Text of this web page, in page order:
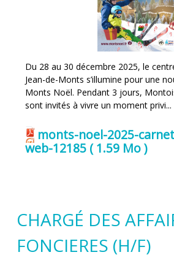
Du 28 au 30 décembre 2025, le
Jean-de-Monts s’illumine pour une
Monts Noël. Pendant 3 jours,
sont invités à vivre un moment privi...
monts-noel-2025-
web-12185 ( 1.59 Mo )
CHARGÉ DES
FONCIERES (H/F)